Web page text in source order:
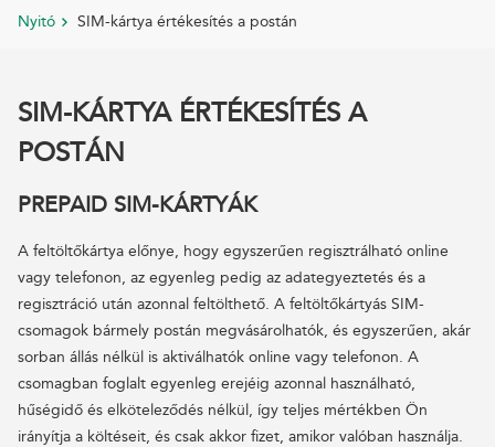
Nyitó SIM-kártya értékesítés a postán
SIM-KÁRTYA ÉRTÉKESÍTÉS A
POSTÁN
PREPAID SIM-KÁRTYÁK
A feltöltőkártya előnye, hogy egyszerűen regisztrálható online
vagy telefonon, az egyenleg pedig az adategyeztetés és a
regisztráció után azonnal feltölthető. A feltöltőkártyás SIM-
csomagok bármely postán megvásárolhatók, és egyszerűen, akár
sorban állás nélkül is aktiválhatók online vagy telefonon. A
csomagban foglalt egyenleg erejéig azonnal használható,
hűségidő és elköteleződés nélkül, így teljes mértékben Ön
irányítja a költéseit, és csak akkor fizet, amikor valóban használja.